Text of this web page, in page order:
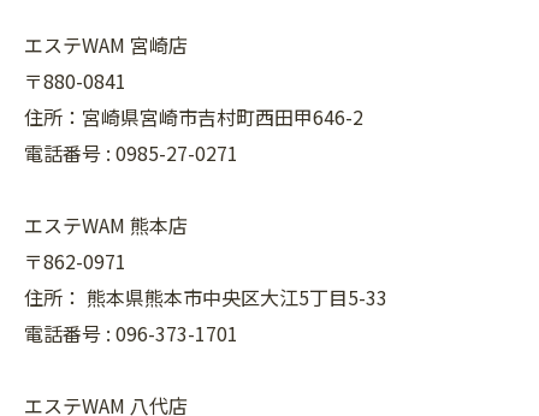
エステWAM 宮崎店
〒880-0841
住所：宮崎県宮崎市吉村町西田甲646-2
電話番号 : 0985-27-0271
エステWAM 熊本店
〒862-0971
住所： 熊本県熊本市中央区大江5丁目5-33
電話番号 : 096-373-1701
エステWAM 八代店